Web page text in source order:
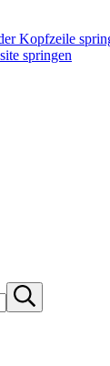
Kopfzeile
springen
Suche
starten